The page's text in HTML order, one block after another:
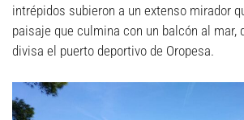
intrépidos subieron a un extenso mirador
paisaje que culmina con un balcón al mar,
divisa el puerto deportivo de Oropesa.